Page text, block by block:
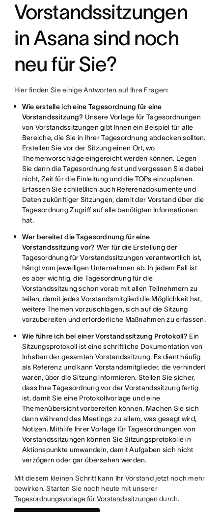
Vorstandssitzungen
in Asana sind noch
neu für Sie?
Hier finden Sie einige Antworten auf Ihre Fragen:
Wie erstelle ich eine Tagesordnung für eine
Vorstandssitzung? Unsere Vorlage für Tagesordnungen
von Vorstandssitzungen gibt Ihnen ein Beispiel für alle
Bereiche, die Sie in Ihrer Tagesordnung abdecken sollten.
Erstellen Sie vor der Sitzung einen Ort, wo
Themenvorschläge eingereicht werden können. Legen
Sie dann die Tagesordnung fest und vergessen Sie dabei
nicht, Zeit für die Einleitung und die TOPs einzuplanen.
Erfassen Sie schließlich auch Referenzdokumente und
Daten zukünftiger Sitzungen, damit der Vorstand über die
Tagesordnung Zugriff auf alle benötigten Informationen
hat.
Wer bereitet die Tagesordnung für eine
Vorstandssitzung vor? Wer für die Erstellung der
Tagesordnung für Vorstandssitzungen verantwortlich ist,
hängt vom jeweiligen Unternehmen ab. In jedem Fall ist
es aber wichtig, die Tagesordnung für die
Vorstandssitzung schon vorab mit allen Teilnehmern zu
teilen, damit jedes Vorstandsmitglied die Möglichkeit hat,
weitere Themen vorzuschlagen, sich auf die Sitzung
vorzubereiten und erforderliche Maßnahmen zu erfassen.
Wie führe ich bei einer Vorstandssitzung Protokoll? Ein
Sitzungsprotokoll ist eine schriftliche Dokumentation von
Inhalten der gesamten Vorstandssitzung. Es dient häufig
als Referenz und kann Vorstandsmitglieder, die verhindert
waren, über die Sitzung informieren. Stellen Sie sicher,
dass Ihre Tagesordnung vor der Vorstandssitzung fertig
ist, damit Sie eine Protokollvorlage und eine
Themenübersicht vorbereiten können. Machen Sie sich
dann während des Meetings zu allem, was gesagt wird,
Notizen. Mithilfe Ihrer Vorlage für Tagesordnungen von
Vorstandssitzungen können Sie Sitzungsprotokolle in
Aktionspunkte umwandeln, damit Aufgaben sich nicht
verzögern oder gar übersehen werden.
Mit diesem kleinen Schritt kann Ihr Vorstand jetzt noch mehr
bewirken. Starten Sie noch heute mit unserer
Tagesordnungsvorlage für Vorstandssitzungen durch.